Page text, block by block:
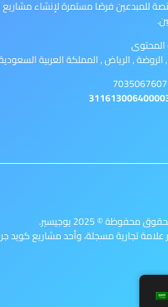
للمبدعين فرصًا مستمرة لإنشاء
, الرياض , المملكة العربية
محفوظة © 2025 يوجيسير.
علامة تجارية مسجلة، وأحد مشاريع كويد